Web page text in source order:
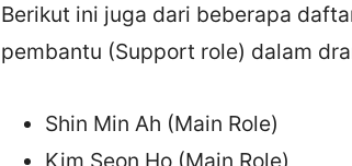
Berikut ini juga dari beberapa
pembantu (Support role) dalam
Shin Min Ah (Main Role)
Kim Seon Ho (Main Role)